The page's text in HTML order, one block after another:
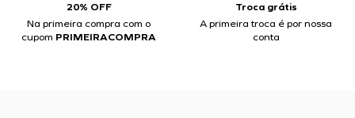
20% OFF
Na primeira compra com o
cupom PRIMEIRACOMPRA
Troca grátis
A primeira troca é por nossa
conta